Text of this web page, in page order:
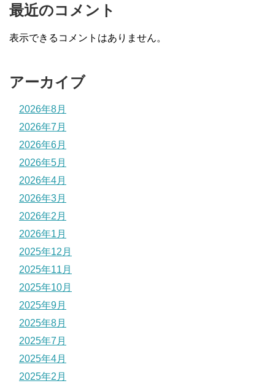
最近のコメント
表示できるコメントはありません。
アーカイブ
2026年8月
2026年7月
2026年6月
2026年5月
2026年4月
2026年3月
2026年2月
2026年1月
2025年12月
2025年11月
2025年10月
2025年9月
2025年8月
2025年7月
2025年4月
2025年2月